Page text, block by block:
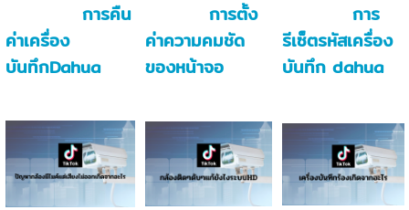
การคืน
ค่าเครื่อง
บันทึกDahua
การตั้ง
ค่าความคมชัด
ของหน้าจอ
การ
รีเซ็ตรหัสเครื่อง
บันทึก dahua